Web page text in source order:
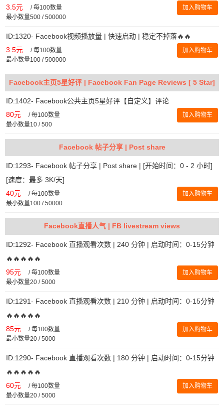
3.5元 /每100数量
最小数量500 / 500000
加入购物车
ID:1320- Facebook视频播放量 | 快速启动 | 稳定不掉落🔥🔥
3.5元 /每100数量
最小数量100 / 500000
加入购物车
Facebook主页5星好评 | Facebook Fan Page Reviews [ 5 Star]
ID:1402- Facebook公共主页5星好评【自定义】评论
80元 /每100数量
最小数量10 / 500
加入购物车
Facebook 帖子分享 | Post share
ID:1293- Facebook 帖子分享 | Post share | [开始时间：0 - 2 小时]
[速度：最多 3K/天]
40元 /每100数量
最小数量100 / 50000
加入购物车
Facebook直播人气 | FB livestream views
ID:1292- Facebook 直播观看次数 | 240 分钟 | 启动时间：0-15分钟
🔥🔥🔥🔥🔥
95元 /每100数量
最小数量20 / 5000
加入购物车
ID:1291- Facebook 直播观看次数 | 210 分钟 | 启动时间：0-15分钟
🔥🔥🔥🔥🔥
85元 /每100数量
最小数量20 / 5000
加入购物车
ID:1290- Facebook 直播观看次数 | 180 分钟 | 启动时间：0-15分钟
🔥🔥🔥🔥🔥
60元 /每100数量
最小数量20 / 5000
加入购物车